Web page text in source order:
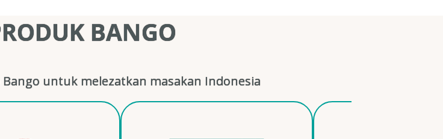
BANGO
untuk melezatkan masakan Indonesia